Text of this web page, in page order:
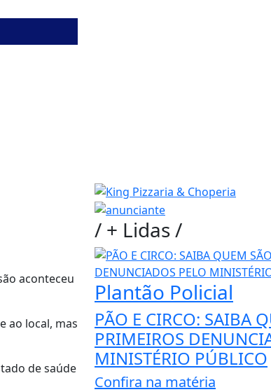
aconteceu
ao local, mas
de saúde
/ + Lidas/
Plantão Policial
PÃO E CIRCO: SAIBA
PRIMEIROS
MINISTÉRIO PÚBLICO
Confira na matéria